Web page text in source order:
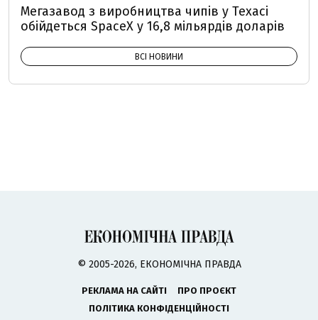
Мегазавод з виробництва чипів у Техасі
обійдеться SpaceX у 16,8 мільярдів доларів
ВСІ НОВИНИ
© 2005-2026, ЕКОНОМІЧНА ПРАВДА
РЕКЛАМА НА САЙТІ
ПРО ПРОЄКТ
ПОЛІТИКА КОНФІДЕНЦІЙНОСТІ